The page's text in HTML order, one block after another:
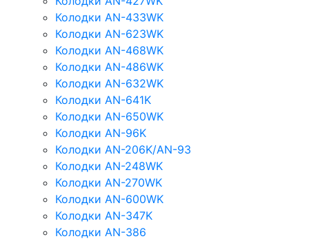
Колодки AN-433WK
Колодки AN-623WK
Колодки AN-468WK
Колодки AN-486WK
Колодки AN-632WK
Колодки AN-641K
Колодки AN-650WK
Колодки AN-96K
Колодки AN-206K/AN-93
Колодки AN-248WK
Колодки AN-270WK
Колодки AN-600WK
Колодки AN-347K
Колодки AN-386